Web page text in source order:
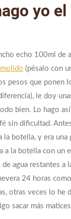
yo el
echo 100ml de
(pésalo con
pesos que ponen
le doy
bien. Lo hago
sin dificultad.
la botella, y era una
a la botella con un
agua restantes a
24 horas
otras veces lo he
sacar más